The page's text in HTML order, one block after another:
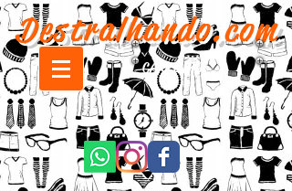
Destralhando.com
CARRINHO: